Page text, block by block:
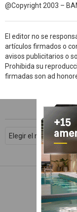
@Copyright 2003 –
El editor no se
artículos firmados o
avisos publicitarios o
Prohibida su
firmadas son ad
©
Home
WhatsApp
Facebook